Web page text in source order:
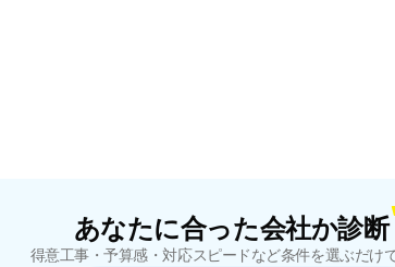
あなたに合った会社か診断
得意工事・予算感・対応スピードなど条件を選ぶだけ